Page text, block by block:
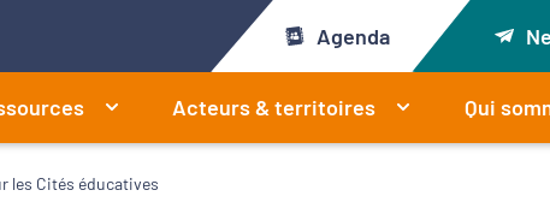
Agenda
Acteurs & territoires Qui
les Cités éducatives